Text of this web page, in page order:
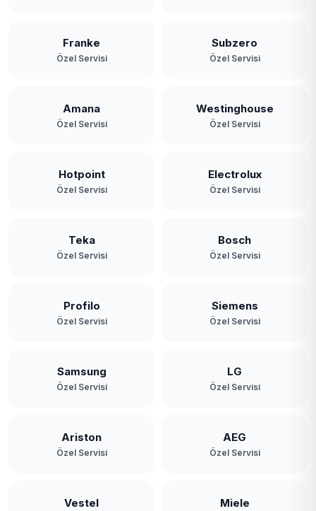
Franke
Özel Servisi
Subzero
Özel Servisi
Amana
Özel Servisi
Westinghouse
Özel Servisi
Hotpoint
Özel Servisi
Electrolux
Özel Servisi
Teka
Özel Servisi
Bosch
Özel Servisi
Profilo
Özel Servisi
Siemens
Özel Servisi
Samsung
Özel Servisi
LG
Özel Servisi
Ariston
Özel Servisi
AEG
Özel Servisi
Vestel Miele